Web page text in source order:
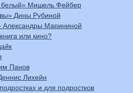
белый» Мишель Фейбер
Дины Рубиной
Александры Марининой
или кино?
Панов
Лихейн
и для подростков